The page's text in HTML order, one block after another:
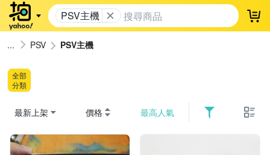
PSV主機 登
PSV PSV主機
全部
分類
最新上架 價格 最高人氣